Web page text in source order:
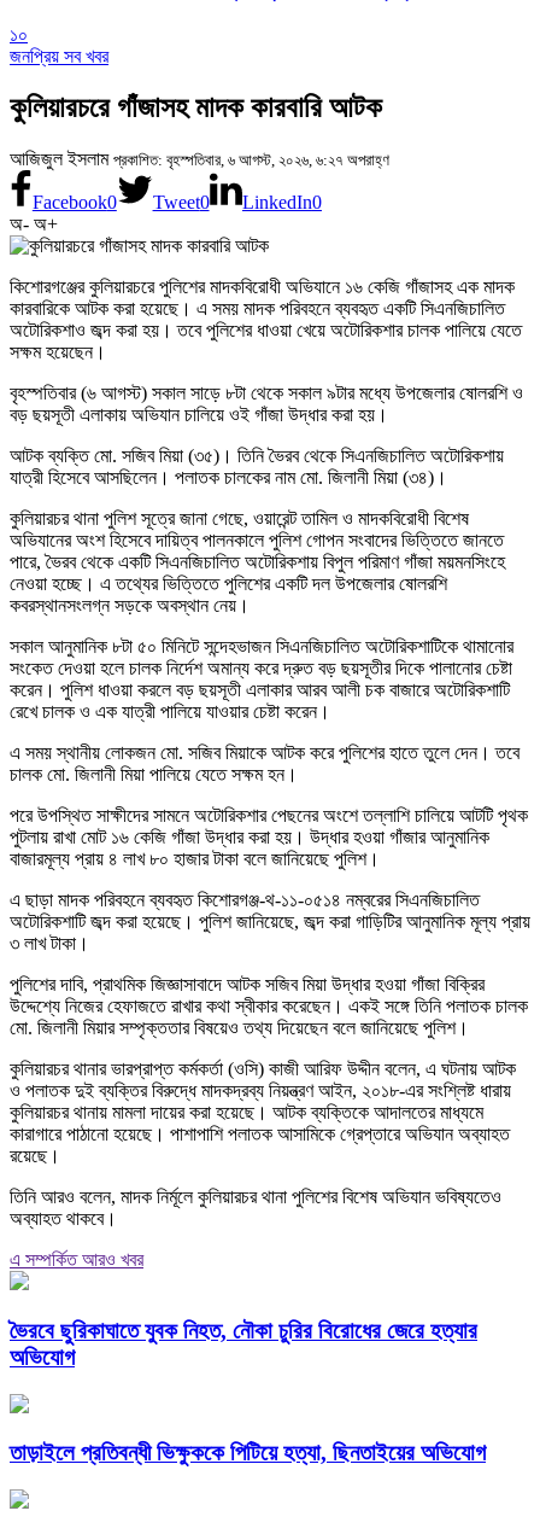
১০
জনপ্রিয় সব খবর
কুলিয়ারচরে গাঁজাসহ মাদক কারবারি আটক
আজিজুল ইসলাম প্রকাশিত: বৃহস্পতিবার, ৬ আগস্ট, ২০২৬, ৬:২৭ অপরাহ্ণ
Facebook0 Tweet0 LinkedIn0
অ- অ+
কিশোরগঞ্জের কুলিয়ারচরে পুলিশের মাদকবিরোধী অভিযানে ১৬ কেজি গাঁজাসহ এক মাদক
কারবারিকে আটক করা হয়েছে। এ সময় মাদক পরিবহনে ব্যবহৃত একটি সিএনজিচালিত
অটোরিকশাও জব্দ করা হয়। তবে পুলিশের ধাওয়া খেয়ে অটোরিকশার চালক পালিয়ে যেতে
সক্ষম হয়েছেন।
বৃহস্পতিবার (৬ আগস্ট) সকাল সাড়ে ৮টা থেকে সকাল ৯টার মধ্যে উপজেলার ষোলরশি ও
বড় ছয়সূতী এলাকায় অভিযান চালিয়ে ওই গাঁজা উদ্ধার করা হয়।
আটক ব্যক্তি মো. সজিব মিয়া (৩৫)। তিনি ভৈরব থেকে সিএনজিচালিত অটোরিকশায়
যাত্রী হিসেবে আসছিলেন। পলাতক চালকের নাম মো. জিলানী মিয়া (৩৪)।
কুলিয়ারচর থানা পুলিশ সূত্রে জানা গেছে, ওয়ারেন্ট তামিল ও মাদকবিরোধী বিশেষ
অভিযানের অংশ হিসেবে দায়িত্ব পালনকালে পুলিশ গোপন সংবাদের ভিত্তিতে জানতে
পারে, ভৈরব থেকে একটি সিএনজিচালিত অটোরিকশায় বিপুল পরিমাণ গাঁজা ময়মনসিংহে
নেওয়া হচ্ছে। এ তথ্যের ভিত্তিতে পুলিশের একটি দল উপজেলার ষোলরশি
কবরস্থানসংলগ্ন সড়কে অবস্থান নেয়।
সকাল আনুমানিক ৮টা ৫০ মিনিটে সন্দেহভাজন সিএনজিচালিত অটোরিকশাটিকে থামানোর
সংকেত দেওয়া হলে চালক নির্দেশ অমান্য করে দ্রুত বড় ছয়সূতীর দিকে পালানোর চেষ্টা
করেন। পুলিশ ধাওয়া করলে বড় ছয়সূতী এলাকার আরব আলী চক বাজারে অটোরিকশাটি
রেখে চালক ও এক যাত্রী পালিয়ে যাওয়ার চেষ্টা করেন।
এ সময় স্থানীয় লোকজন মো. সজিব মিয়াকে আটক করে পুলিশের হাতে তুলে দেন। তবে
চালক মো. জিলানী মিয়া পালিয়ে যেতে সক্ষম হন।
পরে উপস্থিত সাক্ষীদের সামনে অটোরিকশার পেছনের অংশে তল্লাশি চালিয়ে আটটি পৃথক
পুটলায় রাখা মোট ১৬ কেজি গাঁজা উদ্ধার করা হয়। উদ্ধার হওয়া গাঁজার আনুমানিক
বাজারমূল্য প্রায় ৪ লাখ ৮০ হাজার টাকা বলে জানিয়েছে পুলিশ।
এ ছাড়া মাদক পরিবহনে ব্যবহৃত কিশোরগঞ্জ-থ-১১-০৫১৪ নম্বরের সিএনজিচালিত
অটোরিকশাটি জব্দ করা হয়েছে। পুলিশ জানিয়েছে, জব্দ করা গাড়িটির আনুমানিক মূল্য প্রায়
৩ লাখ টাকা।
পুলিশের দাবি, প্রাথমিক জিজ্ঞাসাবাদে আটক সজিব মিয়া উদ্ধার হওয়া গাঁজা বিক্রির
উদ্দেশ্যে নিজের হেফাজতে রাখার কথা স্বীকার করেছেন। একই সঙ্গে তিনি পলাতক চালক
মো. জিলানী মিয়ার সম্পৃক্ততার বিষয়েও তথ্য দিয়েছেন বলে জানিয়েছে পুলিশ।
কুলিয়ারচর থানার ভারপ্রাপ্ত কর্মকর্তা (ওসি) কাজী আরিফ উদ্দীন বলেন, এ ঘটনায় আটক
ও পলাতক দুই ব্যক্তির বিরুদ্ধে মাদকদ্রব্য নিয়ন্ত্রণ আইন, ২০১৮-এর সংশ্লিষ্ট ধারায়
কুলিয়ারচর থানায় মামলা দায়ের করা হয়েছে। আটক ব্যক্তিকে আদালতের মাধ্যমে
কারাগারে পাঠানো হয়েছে। পাশাপাশি পলাতক আসামিকে গ্রেপ্তারে অভিযান অব্যাহত
রয়েছে।
তিনি আরও বলেন, মাদক নির্মূলে কুলিয়ারচর থানা পুলিশের বিশেষ অভিযান ভবিষ্যতেও
অব্যাহত থাকবে।
এ সম্পর্কিত আরও খবর
ভৈরবে ছুরিকাঘাতে যুবক নিহত, নৌকা চুরির বিরোধের জেরে হত্যার
অভিযোগ
তাড়াইলে প্রতিবন্ধী ভিক্ষুককে পিটিয়ে হত্যা, ছিনতাইয়ের অভিযোগ